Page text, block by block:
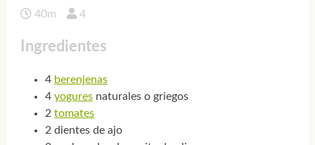
40m 4
Ingredientes
4 berenjenas
4 yoguresnaturales o griegos
2 tomates
2 dientes de ajo